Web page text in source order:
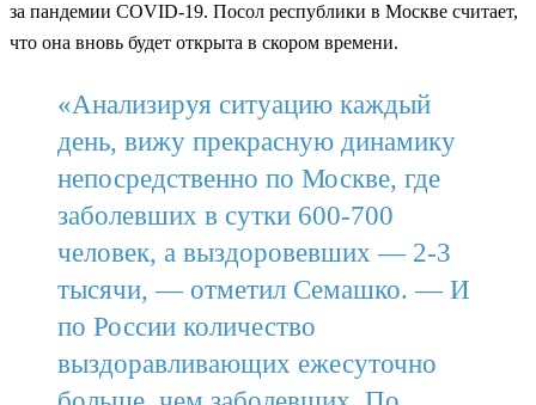
за пандемии COVID-19. Посол республики в Москве считает,
что она вновь будет открыта в скором времени.
«Анализируя ситуацию каждый
день, вижу прекрасную динамику
непосредственно по Москве, где
заболевших в сутки 600-700
человек, а выздоровевших — 2-3
тысячи, — отметил Семашко. — И
по России количество
выздоравливающих ежесуточно